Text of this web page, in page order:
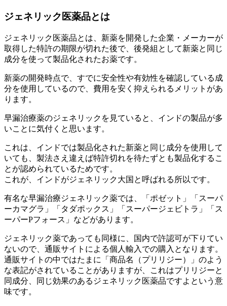
ジェネリック医薬品とは
ジェネリック医薬品とは、新薬を開発した企業・メーカーが
取得した特許の期限が切れた後で、後発組として新薬と同じ
成分を使って製品化されたお薬です。
新薬の開発時点で、すでに安全性や有効性を確認している成
分を使用しているので、費用を安く抑えられるメリットがあ
ります。
早漏治療薬のジェネリックを見ていると、インドの製品が多
いことに気付くと思います。
これは、インドでは製品化された新薬と同じ成分を使用して
いても、製法さえ違えば特許切れを待たずとも製品化するこ
とが認められているためです。
これが、インドがジェネリック大国と呼ばれる所以です。
有名な早漏治療ジェネリック薬では、「ポゼット」「スーパ
ーカマグラ」「タダポックス」「スーパージェビトラ」「ス
ーパーPフォース」などがあります。
ジェネリック薬であっても同様に、国内で許認可が下りてい
ないので、通販サイトによる個人輸入での購入となります。
通販サイトの中ではたまに「商品名（プリリジー）」のよう
な表記がされていることがありますが、これはプリリジーと
同成分、同じ効果のあるジェネリック医薬品ですよという意
味です。